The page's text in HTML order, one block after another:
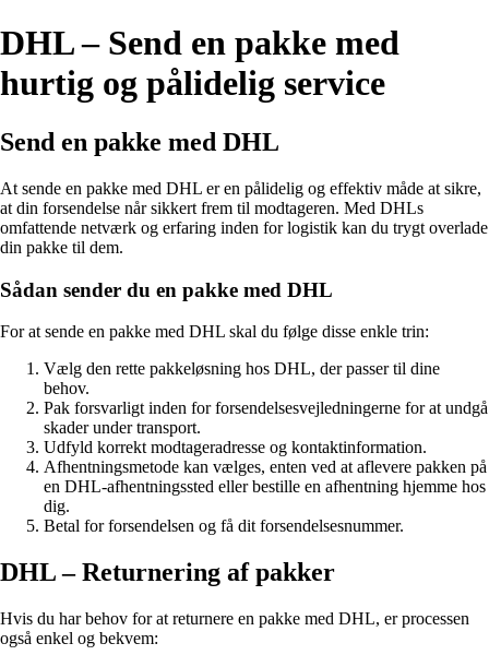
DHL – Send en pakke med
hurtig og pålidelig service
Send en pakke med DHL
At sende en pakke med DHL er en pålidelig og effektiv måde at sikre,
at din forsendelse når sikkert frem til modtageren. Med DHLs
omfattende netværk og erfaring inden for logistik kan du trygt overlade
din pakke til dem.
Sådan sender du en pakke med DHL
For at sende en pakke med DHL skal du følge disse enkle trin:
Vælg den rette pakkeløsning hos DHL, der passer til dine
behov.
Pak forsvarligt inden for forsendelsesvejledningerne for at undgå
skader under transport.
Udfyld korrekt modtageradresse og kontaktinformation.
Afhentningsmetode kan vælges, enten ved at aflevere pakken på
en DHL-afhentningssted eller bestille en afhentning hjemme hos
dig.
Betal for forsendelsen og få dit forsendelsesnummer.
DHL – Returnering af pakker
Hvis du har behov for at returnere en pakke med DHL, er processen
også enkel og bekvem: